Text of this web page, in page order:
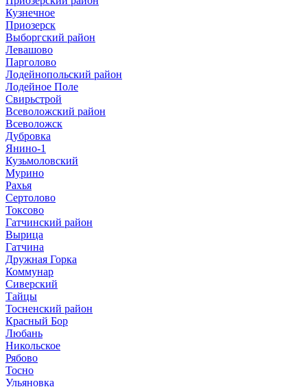
Кузнечное
Приозерск
Выборгский район
Левашово
Парголово
Лодейнопольский район
Лодейное Поле
Свирьстрой
Всеволожский район
Всеволожск
Дубровка
Янино-1
Кузьмоловский
Мурино
Рахья
Сертолово
Токсово
Гатчинский район
Вырица
Гатчина
Дружная Горка
Коммунар
Сиверский
Тайцы
Тосненский район
Красный Бор
Любань
Никольское
Рябово
Тосно
Ульяновка